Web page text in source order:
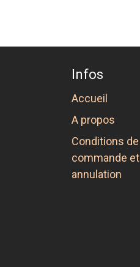
Infos
Accueil
A propos
Conditions de
commande et
annulation